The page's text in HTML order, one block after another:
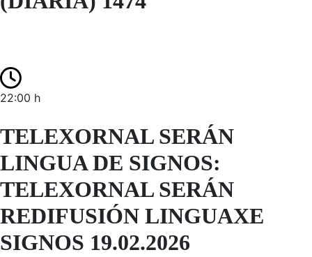
22:00 h
TELEXORNAL SERÁN
LINGUA DE SIGNOS:
TELEXORNAL SERÁN
REDIFUSIÓN LINGUAXE
SIGNOS 19.02.2026